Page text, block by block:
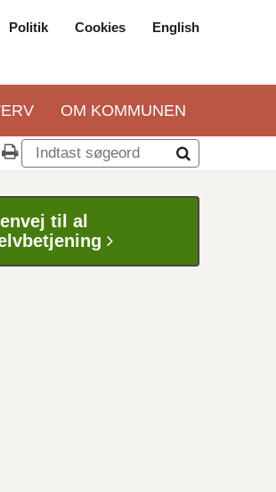
Politik Cookies English
OM KOMMUNEN
til al